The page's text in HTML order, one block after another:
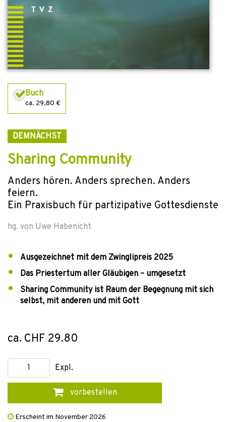
Buch
ca. 29,80 €
DEMNÄCHST
Sharing Community
Anders hören. Anders sprechen. Anders
feiern.
Ein Praxisbuch für partizipative Gottesdienste
hg. von Uwe Habenicht
Ausgezeichnet mit dem Zwinglipreis 2025
Das Priestertum aller Gläubigen – umgesetzt
Sharing Community ist Raum der Begegnung mit sich
selbst, mit anderen und mit Gott
ca. CHF 29.80
Expl.
vorbestellen
Erscheint im November 2026